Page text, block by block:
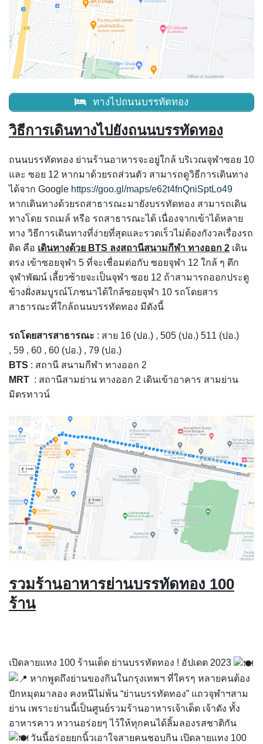
ทางไปถนนบรรทัดทอง
วิธีการเดินทางไปยังถนนบรรทัดทอง
ถนนบรรทัดทอง ย่านร้านอาหารจะอยู่ใกล้ บริเวณจุฬาซอย 10
และ ซอย 12 หากมาด้วยรถส่วนตัว สามารถดูวิธีการเดินทาง
ได้จาก Google https://goo.gl/maps/e62t4fnQniSptLo49
หากเดินทางด้วยรถสาธารณะมายังบรรทัดทอง สามารถเดิน
ทางโดย รถเมล์ หรือ รถสาธารณะได้ เนื่องจากเข้าได้หลาย
ทาง วิธีการเดินทางที่ง่ายที่สุดและรวดเร็วไม่ต้องกังวลเรื่องรถ
ติด คือ เดินทางด้วย BTS ลงสถานีสนามกีฬา ทางออก 2 เดิน
ตรง เข้าซอยจุฬา 5 ที่จะเชื่อมต่อกับ ซอยจุฬา 12 ใกล้ ๆ ตึก
จุฬาพัฒน์ เลี้ยวซ้ายจะเป็นจุฬา ซอย 12 ถ้าสามารถออกประตู
ข้างฝั่งสมบูรณ์โภชนาได้ใกล้ซอยจุฬา 10 รถโดยสาร
สาธารณะที่ใกล้ถนนบรรทัดทอง มีดังนี้
รถโดยสารสาธารณะ : สาย 16 (ปอ.) , 505 (ปอ.) 511 (ปอ.)
, 59 , 60 , 60 (ปอ.) , 79 (ปอ.)
BTS : สถานี สนามกีฬา ทางออก 2
MRT : สถานีสามย่าน ทางออก 2 เดินเข้าอาคาร สามย่าน
มิตรทาวน์
รวมร้านอาหารย่านบรรทัดทอง 100
ร้าน
เปิดลายแทง 100 ร้านเด็ด ย่านบรรทัดทอง ! อัปเดต 2023
หากพูดถึงย่านของกินในกรุงเทพฯ ที่ใครๆ หลายคนต้อง
ปักหมุดมาลอง คงหนีไม่พ้น “ย่านบรรทัดทอง” แถวจุฬาฯสาม
ย่าน เพราะย่านนี้เป็นศูนย์รวมร้านอาหารเจ้าเด็ด เจ้าดัง ทั้ง
อาหารคาว หวานอร่อยๆ ไว้ให้ทุกคนได้ลิ้มลองรสชาติกัน
วันนี้อร่อยยกนิ้วเอาใจสายคนชอบกิน เปิดลายแทง 100